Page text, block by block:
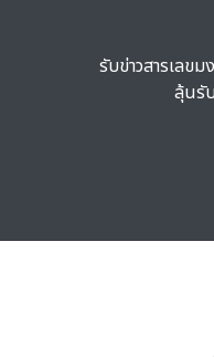
รับข่าวสารเลข
ลุ้นรั